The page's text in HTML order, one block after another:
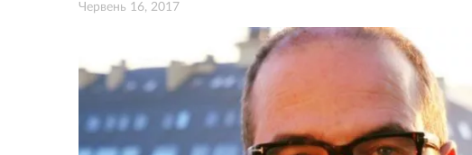
Червень 16, 2017